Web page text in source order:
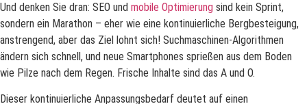
Und denken Sie dran: SEO und mobile Optimierung sind kein Sprint,
sondern ein Marathon – eher wie eine kontinuierliche Bergbesteigung,
anstrengend, aber das Ziel lohnt sich! Suchmaschinen-Algorithmen
ändern sich schnell, und neue Smartphones sprießen aus dem Boden
wie Pilze nach dem Regen. Frische Inhalte sind das A und O.
Dieser kontinuierliche Anpassungsbedarf deutet auf einen